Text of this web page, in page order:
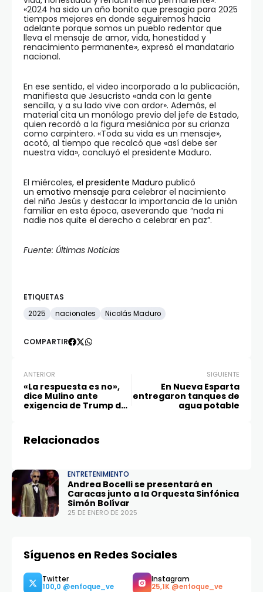
«2024 ha sido un año bonito que presagia para 2025
tiempos mejores en donde seguiremos hacia
adelante porque somos un pueblo redentor que
lleva el mensaje de amor, vida, honestidad y
renacimiento permanente», expresó el mandatario
nacional.
En ese sentido, el video incorporado a la publicación,
manifiesta que Jesucristo «anda con la gente
sencilla, y a su lado vive con ardor». Además, el
material cita un monólogo previo del jefe de Estado,
quien recordó a la figura mesiánica por su crianza
como carpintero. «Toda su vida es un mensaje»,
acotó, al tiempo que recalcó que «así debe ser
nuestra vida», concluyó el presidente Maduro.
El miércoles, el presidente Maduro publicó
un emotivo mensaje para celebrar el nacimiento
del niño Jesús y destacar la importancia de la unión
familiar en esta época, aseverando que “nada ni
nadie nos quite el derecho a celebrar en paz”.
Fuente: Últimas Noticias
ETIQUETAS
2025
nacionales Nicolás Maduro
COMPARTIR
ANTERIOR
«La respuesta es no»,
dice Mulino ante
exigencia de Trump de
SIGUIENTE
En Nueva Esparta
entregaron tanques de
agua potable
Relacionados
ENTRETENIMIENTO
Andrea Bocelli se presentará en
Caracas junto a la Orquesta Sinfónica
Simón Bolívar
25 DE ENERO DE 2025
Síguenos en Redes Sociales